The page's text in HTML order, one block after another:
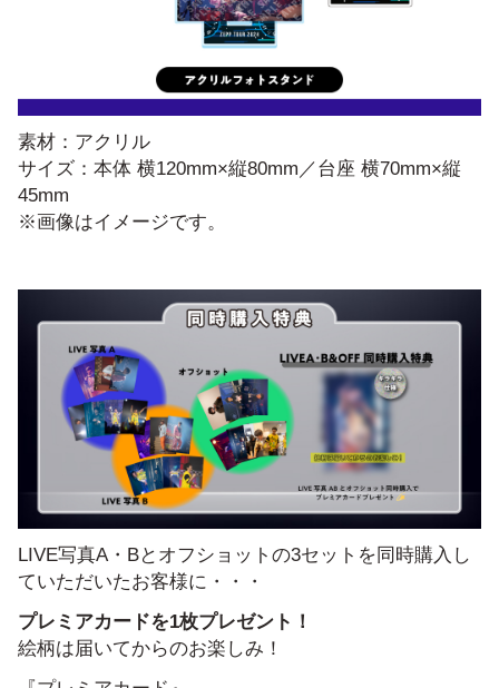
素材：アクリル
サイズ：本体 横120mm×縦80mm／台座 横70mm×縦
45mm
※画像はイメージです。
LIVE写真A・Bとオフショットの3セットを同時購入し
ていただいたお客様に・・・
プレミアカードを1枚プレゼント！
絵柄は届いてからのお楽しみ！